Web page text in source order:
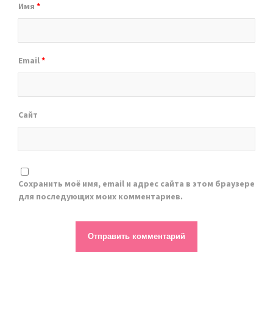
Имя *
Email*
Сайт
Сохранить моё имя, email и адрес сайта в этом браузере
для последующих моих комментариев.